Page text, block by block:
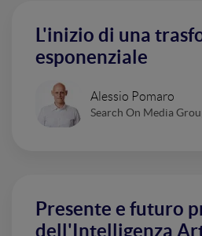
L'inizio di una
esponenziale
Alessio Pomaro
Search On Media
Presente e futuro
dell'Intelligenza